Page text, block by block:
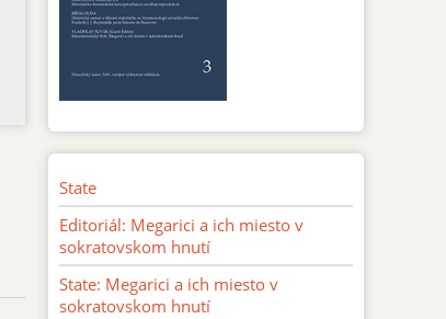
State
Editoriál: Megarici a ich miesto v
sokratovskom hnutí
State: Megarici a ich miesto v
sokratovskom hnutí